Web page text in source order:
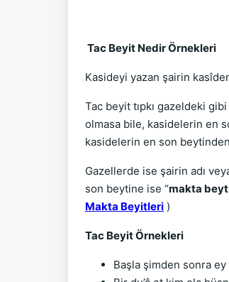
Tac Beyit Nedir Örnekleri
Kasideyi yazan şairin
Tac beyit tıpkı gazeldeki
olmasa bile, kasidelerin en
kasidelerin en son
Gazellerde ise şairin adı
son beytine ise “makta
Makta Beyitleri )
Tac Beyit Örnekleri
Başla şimden sonra ey